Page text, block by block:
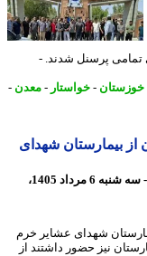
پرسنل شدند. -
-خواستار-معدن-
شهدای
9 روز پیش - سه شنبه 6 مرداد 1405،
شهدای عشایر خرم
نیز حضور داشتند از